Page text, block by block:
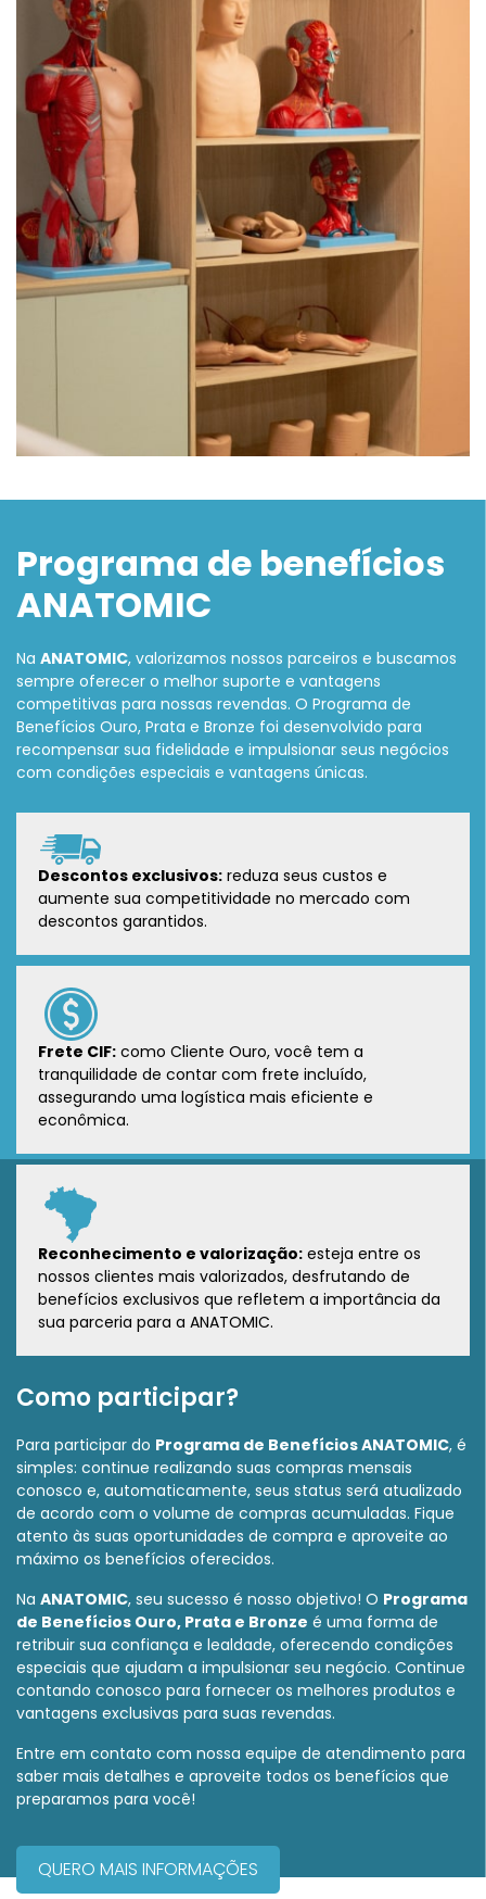
Programa de benefícios
ANATOMIC
Na ANATOMIC, valorizamos nossos parceiros e buscamos
sempre oferecer o melhor suporte e vantagens
competitivas para nossas revendas. O Programa de
Benefícios Ouro, Prata e Bronze foi desenvolvido para
recompensar sua fidelidade e impulsionar seus negócios
com condições especiais e vantagens únicas.
Descontos exclusivos: reduza seus custos e
aumente sua competitividade no mercado com
descontos garantidos.
Frete CIF: como Cliente Ouro, você tem a
tranquilidade de contar com frete incluído,
assegurando uma logística mais eficiente e
econômica.
Reconhecimento e valorização: esteja entre os
nossos clientes mais valorizados, desfrutando de
benefícios exclusivos que refletem a importância da
sua parceria para a ANATOMIC.
Como participar?
Para participar do Programa de Benefícios ANATOMIC, é
simples: continue realizando suas compras mensais
conosco e, automaticamente, seus status será atualizado
de acordo com o volume de compras acumuladas. Fique
atento às suas oportunidades de compra e aproveite ao
máximo os benefícios oferecidos.
Na ANATOMIC, seu sucesso é nosso objetivo! O Programa
de Benefícios Ouro, Prata e Bronze é uma forma de
retribuir sua confiança e lealdade, oferecendo condições
especiais que ajudam a impulsionar seu negócio. Continue
contando conosco para fornecer os melhores produtos e
vantagens exclusivas para suas revendas.
Entre em contato com nossa equipe de atendimento para
saber mais detalhes e aproveite todos os benefícios que
preparamos para você!
QUERO MAIS INFORMAÇÕES